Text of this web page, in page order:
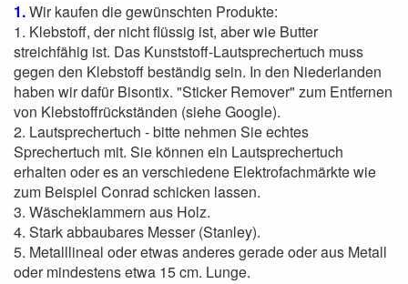
1.Wir kaufen die gewünschten Produkte:
1. Klebstoff, der nicht flüssig ist, aber wie Butter
streichfähig ist. Das Kunststoff-Lautsprechertuch muss
gegen den Klebstoff beständig sein. In den Niederlanden
haben wir dafür Bisontix. "Sticker Remover" zum Entfernen
von Klebstoffrückständen (siehe Google).
2. Lautsprechertuch - bitte nehmen Sie echtes
Sprechertuch mit. Sie können ein Lautsprechertuch
erhalten oder es an verschiedene Elektrofachmärkte wie
zum Beispiel Conrad schicken lassen.
3. Wäscheklammern aus Holz.
4. Stark abbaubares Messer (Stanley).
5. Metalllineal oder etwas anderes gerade oder aus Metall
oder mindestens etwa 15 cm. Lunge.